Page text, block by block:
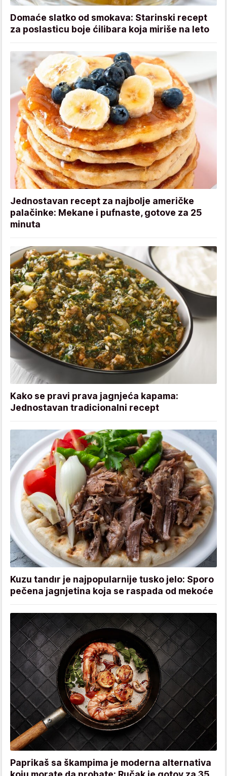
Domaće slatko od smokava: Starinski recept
za poslasticu boje ćilibara koja miriše na leto
Jednostavan recept za najbolje američke
palačinke: Mekane i pufnaste, gotove za 25
minuta
Kako se pravi prava jagnjeća kapama:
Jednostavan tradicionalni recept
Kuzu tandır je najpopularnije tusko jelo: Sporo
pečena jagnjetina koja se raspada od mekoće
Paprikaš sa škampima je moderna alternativa